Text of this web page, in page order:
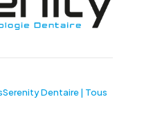
Dentaire| Tous